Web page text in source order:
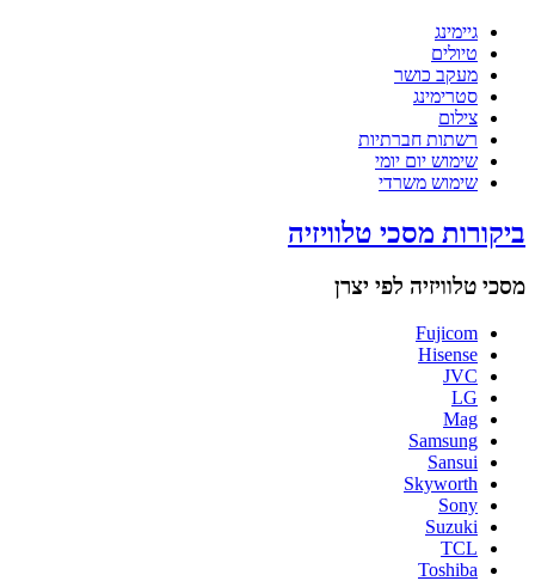
גיימינג
טיולים
מעקב כושר
סטרימינג
צילום
רשתות חברתיות
שימוש יום יומי
שימוש משרדי
ביקורות מסכי טלוויזיה
מסכי טלוויזיה לפי יצרן
Fujicom
Hisense
JVC
LG
Mag
Samsung
Sansui
Skyworth
Sony
Suzuki
TCL
Toshiba